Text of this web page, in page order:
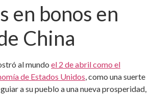
en bonos en
China
al mundo el 2 de abril como el
de Estados Unidos , como una suerte
a su pueblo a una nueva prosperidad,